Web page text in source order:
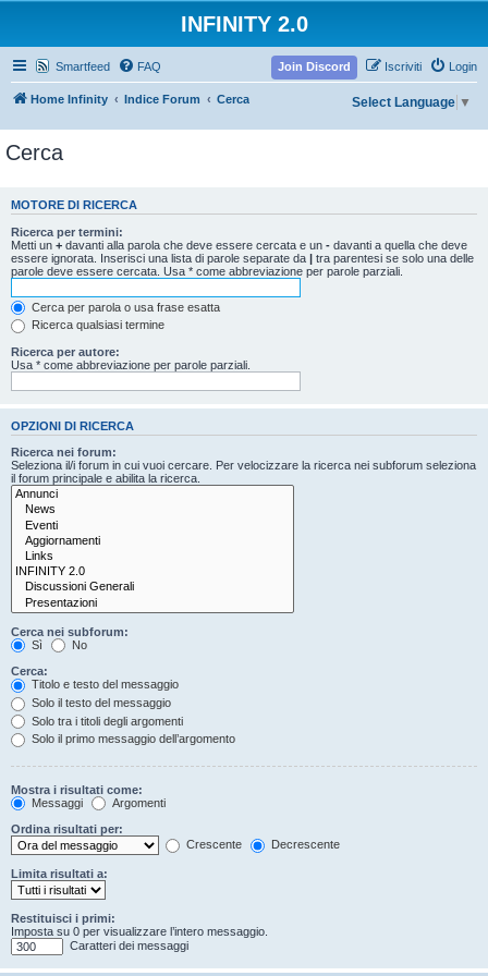
INFINITY 2.0
Smartfeed FAQ Login
Iscriviti
Join Discord
Home Infinity Indice Forum Cerca Select Language ▼
Cerca
MOTORE DI RICERCA
Ricerca per termini:
Metti un + davanti alla parola che deve essere cercata e un - davanti a quella che deve
essere ignorata. Inserisci una lista di parole separate da | tra parentesi se solo una delle
parole deve essere cercata. Usa * come abbreviazione per parole parziali.
Cerca per parola o usa frase esatta
Ricerca qualsiasi termine
Ricerca per autore:
Usa * come abbreviazione per parole parziali.
OPZIONI DI RICERCA
Ricerca nei forum:
Seleziona il/i forum in cui vuoi cercare. Per velocizzare la ricerca nei subforum seleziona
il forum principale e abilita la ricerca.
Cerca nei subforum:
Sì
No
Cerca:
Titolo e testo del messaggio
Solo il testo del messaggio
Solo tra i titoli degli argomenti
Solo il primo messaggio dell’argomento
Mostra i risultati come:
Messaggi
Argomenti
Ordina risultati per:
Crescente
Decrescente
Limita risultati a:
Restituisci i primi:
Imposta su 0 per visualizzare l’intero messaggio.
Caratteri dei messaggi